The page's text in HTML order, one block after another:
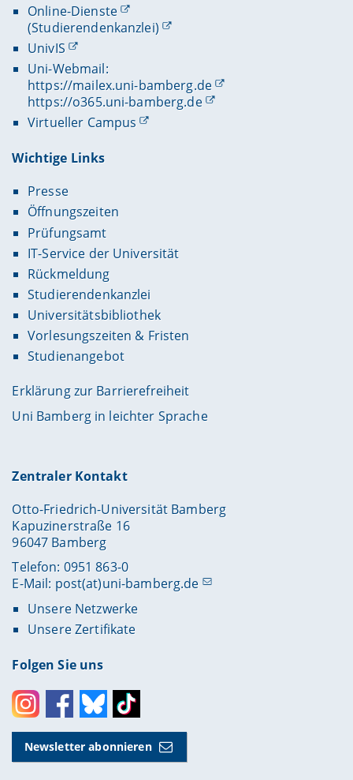
Online-Dienste
(Studierendenkanzlei)
UnivIS
Uni-Webmail:
https://mailex.uni-bamberg.de
https://o365.uni-bamberg.de
Virtueller Campus
Wichtige Links
Presse
Öffnungszeiten
Prüfungsamt
IT-Service der Universität
Rückmeldung
Studierendenkanzlei
Universitätsbibliothek
Vorlesungszeiten & Fristen
Studienangebot
Erklärung zur Barrierefreiheit
Uni Bamberg in leichter Sprache
Zentraler Kontakt
Otto-Friedrich-Universität Bamberg
Kapuzinerstraße 16
96047 Bamberg
Telefon: 0951 863-0
E-Mail: post(at)uni-bamberg.de
Unsere Netzwerke
Unsere Zertifikate
Folgen Sie uns
InstagramFacebookBlueskyToktok
Newsletter abonnieren